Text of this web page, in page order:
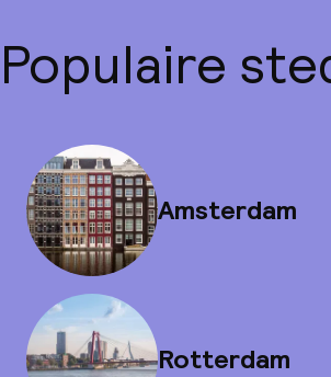
Populaire
Amsterdam
Rotterdam